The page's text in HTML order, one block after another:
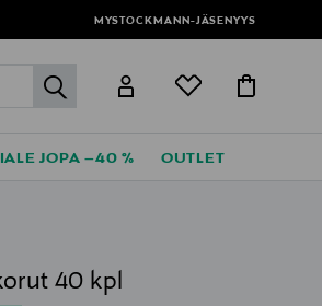
MYSTOCKMANN-JÄSENYYS
label.header.go
JOPA –40 % OUTLET
40 kpl